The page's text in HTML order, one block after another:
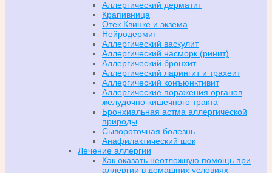
Аллергический дерматит
Крапивница
Отек Квинке и экзема
Нейродермит
Аллергический васкулит
Аллергический насморк (ринит)
Аллергический бронхит
Аллергический ларингит и трахеит
Аллергический конъюнктивит
Аллергические поражения органов
желудочно-кишечного тракта
Бронхиальная астма аллергической
природы
Сывороточная болезнь
Анафилактический шок
Лечение аллергии
Как оказать неотложную помощь при
аллергии в домашних условиях